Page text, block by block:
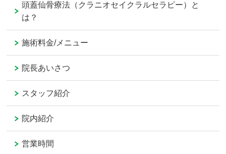
頭蓋仙骨療法（クラニオセイクラルセラピー）と
は？
施術料金/メニュー
院長あいさつ
スタッフ紹介
院内紹介
営業時間